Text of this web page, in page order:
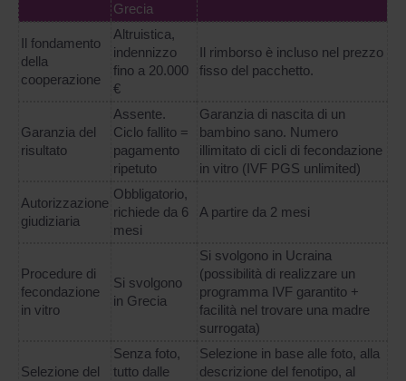
Grecia
Il fondamento
della
cooperazione
Altruistica,
indennizzo
fino a 20.000
€
Il rimborso è incluso nel prezzo
fisso del pacchetto.
Garanzia del
risultato
Assente.
Ciclo fallito =
pagamento
ripetuto
Garanzia di nascita di un
bambino sano. Numero
illimitato di cicli di fecondazione
in vitro (IVF PGS unlimited)
Autorizzazione
giudiziaria
Obbligatorio,
richiede da 6
mesi
A partire da 2 mesi
Procedure di
fecondazione
in vitro
Si svolgono
in Grecia
Si svolgono in Ucraina
(possibilità di realizzare un
programma IVF garantito +
facilità nel trovare una madre
surrogata)
Selezione del
Senza foto,
tutto dalle
Selezione in base alle foto, alla
descrizione del fenotipo, al